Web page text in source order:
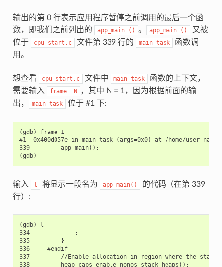
输出的第 0 行表示应用程序暂停之前调用的最后一个函
数，即我们之前列出的
app_main () 。 app_main ()
又被
位于
cpu_start.c 文件第 339 行的 main_task
函数调
用。
想查看 cpu_start.c 文件中 main_task
函数的上下文，
需要输入
frame N
，其中 N = 1，因为根据前面的输
出，
main_task 位于 #1 下:
(gdb) frame 1
#1  0x400d057e in main_task (args=0x0) at /home/user-
339         app_main();
输入 l 将显示一段名为 app_main()
的代码（在第 339
行）:
(gdb) l
334             ;
335         }
336     #endif
337         //Enable allocation in region where the
338         heap_caps_enable_nonos_stack_heaps();